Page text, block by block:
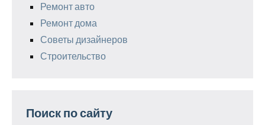
Ремонт авто
Ремонт дома
Советы дизайнеров
Строительство
Поиск по сайту